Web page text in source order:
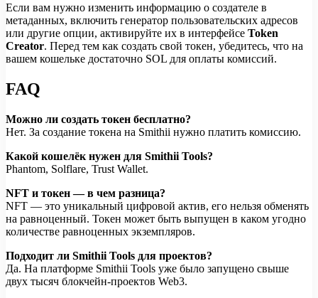
Если вам нужно изменить информацию о создателе в
метаданных, включить генератор пользовательских адресов
или другие опции, активируйте их в интерфейсе Token
Creator. Перед тем как создать свой токен, убедитесь, что на
вашем кошельке достаточно SOL для оплаты комиссий.
FAQ
Можно ли создать токен бесплатно?
Нет. За создание токена на Smithii нужно платить комиссию.
Какой кошелёк нужен для Smithii Tools?
Phantom, Solflare, Trust Wallet.
NFT и токен — в чем разница?
NFT — это уникальный цифровой актив, его нельзя обменять
на равноценный. Токен может быть выпущен в каком угодно
количестве равноценных экземпляров.
Подходит ли Smithii Tools для проектов?
Да. На платформе Smithii Tools уже было запущено свыше
двух тысяч блокчейн-проектов Web3.